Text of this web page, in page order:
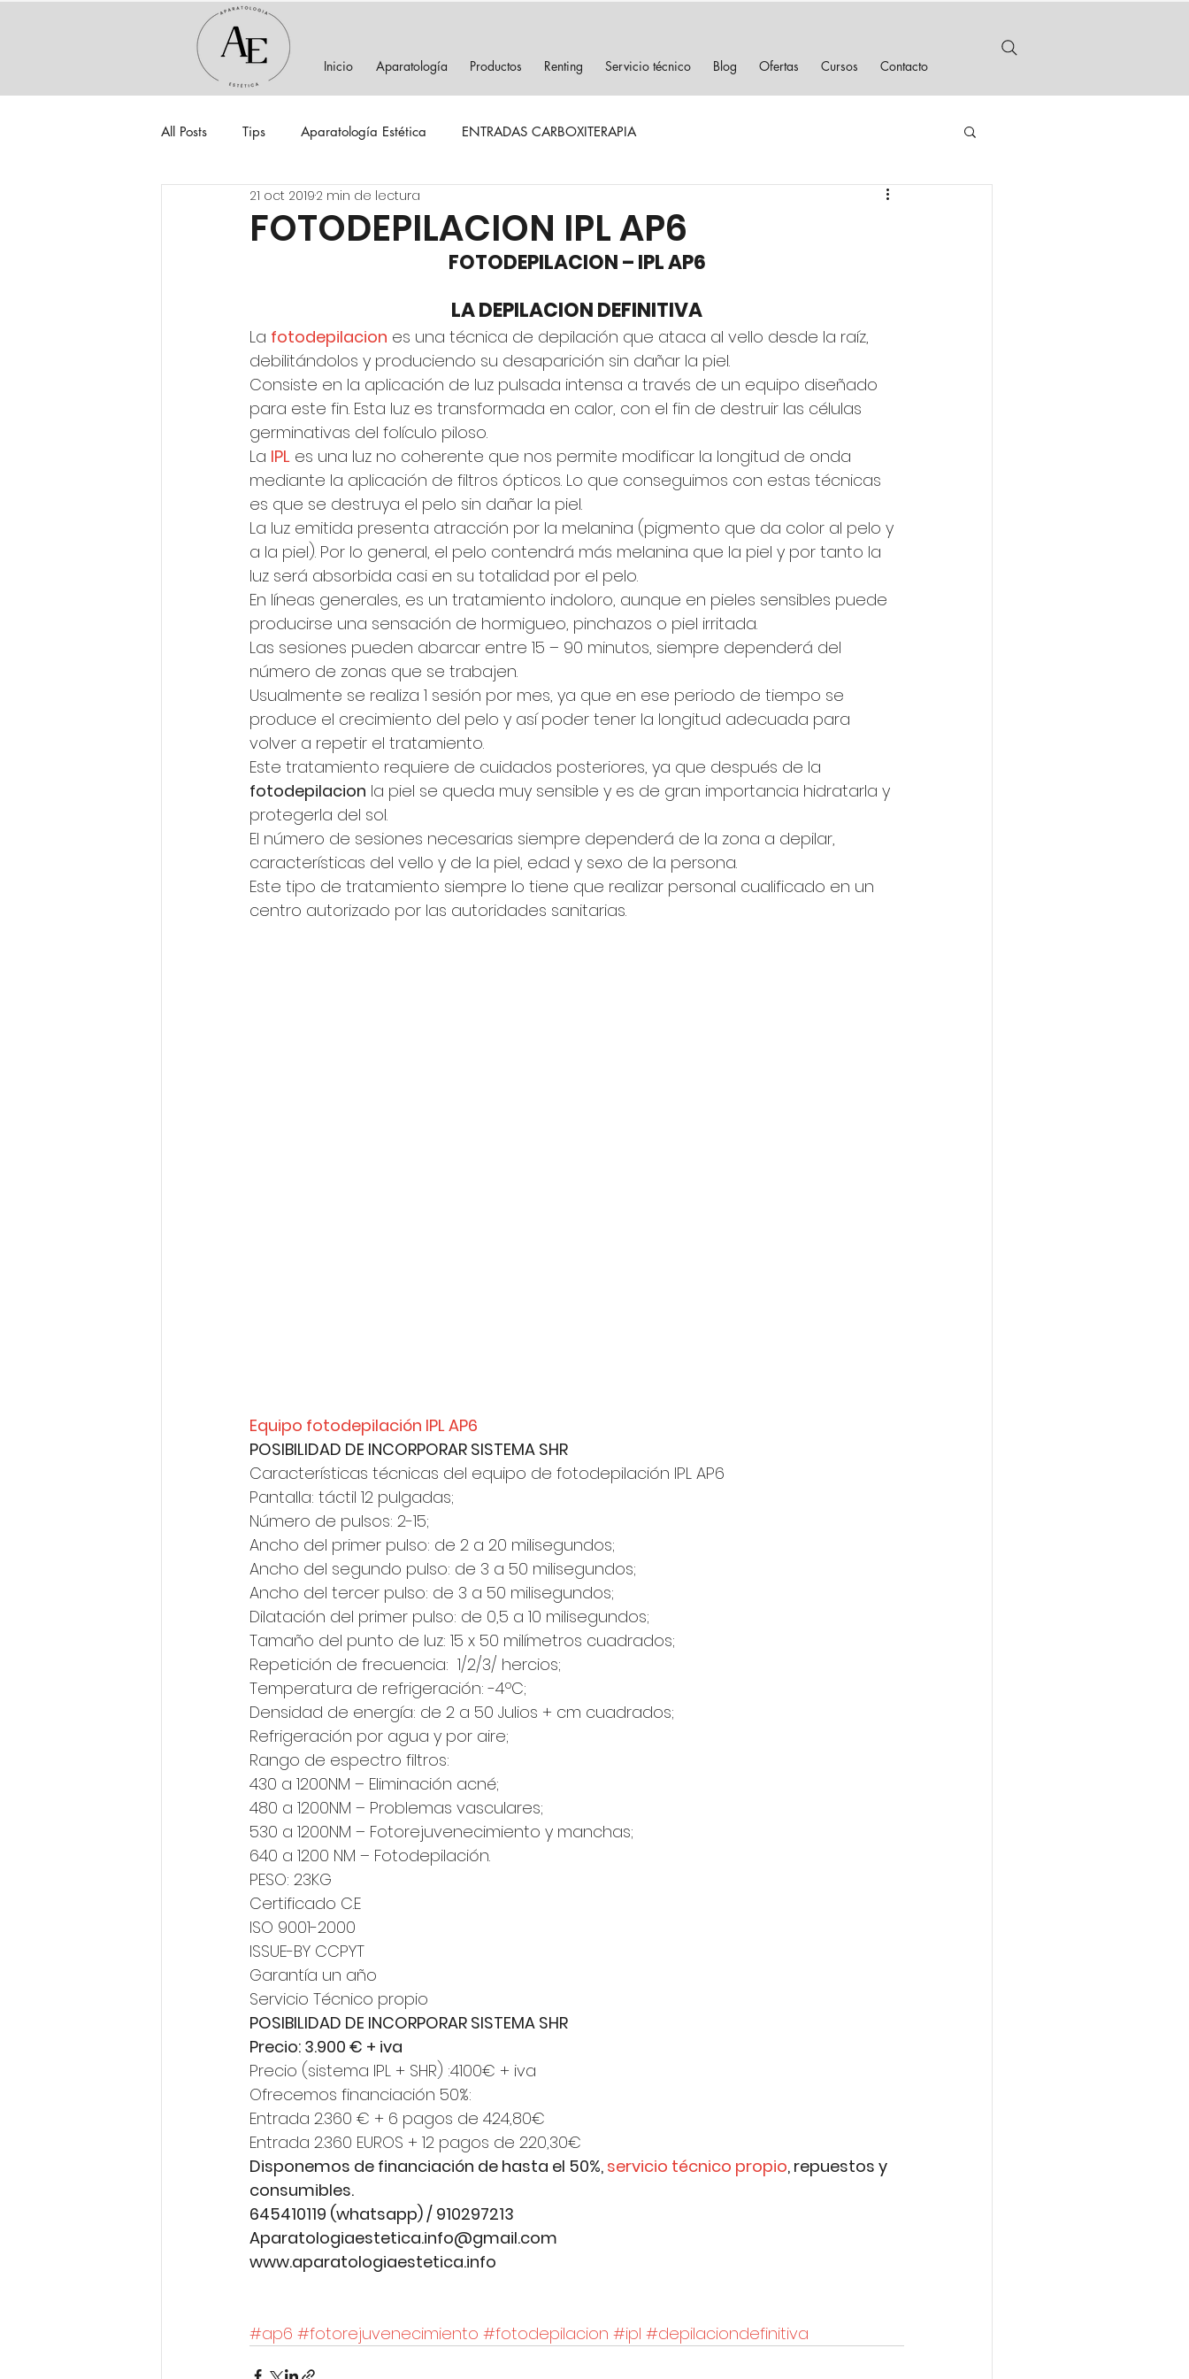
Inicio Aparatología Productos Renting Servicio técnico Blog Ofertas Cursos Contacto
All Posts Tips Aparatología Estética ENTRADAS CARBOXITERAPIA
FOTODEPILACION IPL AP6
21 oct 20192 min de lectura
FOTODEPILACION – IPL AP6
LA DEPILACION DEFINITIVA
La fotodepilacion es una técnica de depilación que ataca al vello desde la raíz,
debilitándolos y produciendo su desaparición sin dañar la piel.
Consiste en la aplicación de luz pulsada intensa a través de un equipo diseñado
para este fin. Esta luz es transformada en calor, con el fin de destruir las células
germinativas del folículo piloso.
La IPL es una luz no coherente que nos permite modificar la longitud de onda
mediante la aplicación de filtros ópticos. Lo que conseguimos con estas técnicas
es que se destruya el pelo sin dañar la piel.
La luz emitida presenta atracción por la melanina (pigmento que da color al pelo y
a la piel). Por lo general, el pelo contendrá más melanina que la piel y por tanto la
luz será absorbida casi en su totalidad por el pelo.
En líneas generales, es un tratamiento indoloro, aunque en pieles sensibles puede
producirse una sensación de hormigueo, pinchazos o piel irritada.
Las sesiones pueden abarcar entre 15 – 90 minutos, siempre dependerá del
número de zonas que se trabajen.
Usualmente se realiza 1 sesión por mes, ya que en ese periodo de tiempo se
produce el crecimiento del pelo y así poder tener la longitud adecuada para
volver a repetir el tratamiento.
Este tratamiento requiere de cuidados posteriores, ya que después de la
fotodepilacion la piel se queda muy sensible y es de gran importancia hidratarla y
protegerla del sol.
El número de sesiones necesarias siempre dependerá de la zona a depilar,
características del vello y de la piel, edad y sexo de la persona.
Este tipo de tratamiento siempre lo tiene que realizar personal cualificado en un
centro autorizado por las autoridades sanitarias.
Equipo fotodepilación IPL AP6
POSIBILIDAD DE INCORPORAR SISTEMA SHR
Características técnicas del equipo de fotodepilación IPL AP6
Pantalla: táctil 12 pulgadas;
Número de pulsos: 2-15;
Ancho del primer pulso: de 2 a 20 milisegundos;
Ancho del segundo pulso: de 3 a 50 milisegundos;
Ancho del tercer pulso: de 3 a 50 milisegundos;
Dilatación del primer pulso: de 0,5 a 10 milisegundos;
Tamaño del punto de luz: 15 x 50 milímetros cuadrados;
Repetición de frecuencia:  1/2/3/ hercios;
Temperatura de refrigeración: -4ºC;
Densidad de energía: de 2 a 50 Julios + cm cuadrados;
Refrigeración por agua y por aire;
Rango de espectro filtros:
430 a 1200NM – Eliminación acné;
480 a 1200NM – Problemas vasculares;
530 a 1200NM – Fotorejuvenecimiento y manchas;
640 a 1200 NM – Fotodepilación.
PESO: 23KG
Certificado C.E
ISO 9001-2000
ISSUE-BY CCPYT
Garantía un año
Servicio Técnico propio
POSIBILIDAD DE INCORPORAR SISTEMA SHR
Precio: 3.900 € + iva
Precio (sistema IPL + SHR) :4100€ + iva
Ofrecemos financiación 50%:
Entrada 2.360 € + 6 pagos de 424,80€
Entrada 2.360 EUROS + 12 pagos de 220,30€
Disponemos de financiación de hasta el 50%, servicio técnico propio, repuestos y
consumibles.
645410119 (whatsapp) / 910297213
Aparatologiaestetica.info@gmail.com
www.aparatologiaestetica.info
#ap6 #fotorejuvenecimiento #fotodepilacion #ipl #depilaciondefinitiva